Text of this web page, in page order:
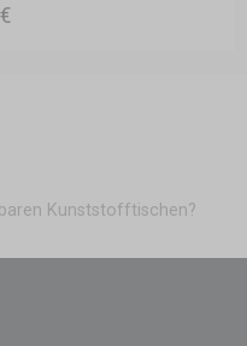
Kunststofftischen?